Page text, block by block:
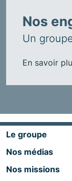
Nos
Un
En savoir
Le groupe
Nos médias
Nos missions